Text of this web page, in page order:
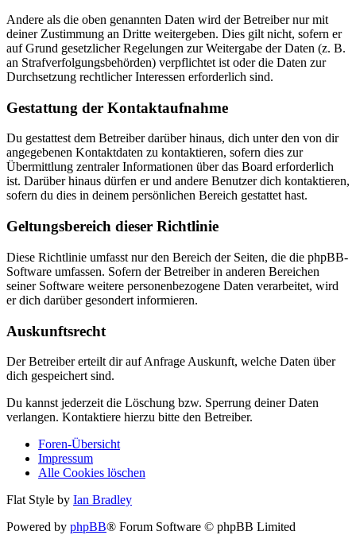
Andere als die oben genannten Daten wird der Betreiber nur mit
deiner Zustimmung an Dritte weitergeben. Dies gilt nicht, sofern er
auf Grund gesetzlicher Regelungen zur Weitergabe der Daten (z. B.
an Strafverfolgungsbehörden) verpflichtet ist oder die Daten zur
Durchsetzung rechtlicher Interessen erforderlich sind.
Gestattung der Kontaktaufnahme
Du gestattest dem Betreiber darüber hinaus, dich unter den von dir
angegebenen Kontaktdaten zu kontaktieren, sofern dies zur
Übermittlung zentraler Informationen über das Board erforderlich
ist. Darüber hinaus dürfen er und andere Benutzer dich kontaktieren,
sofern du dies in deinem persönlichen Bereich gestattet hast.
Geltungsbereich dieser Richtlinie
Diese Richtlinie umfasst nur den Bereich der Seiten, die die phpBB-
Software umfassen. Sofern der Betreiber in anderen Bereichen
seiner Software weitere personenbezogene Daten verarbeitet, wird
er dich darüber gesondert informieren.
Auskunftsrecht
Der Betreiber erteilt dir auf Anfrage Auskunft, welche Daten über
dich gespeichert sind.
Du kannst jederzeit die Löschung bzw. Sperrung deiner Daten
verlangen. Kontaktiere hierzu bitte den Betreiber.
Foren-Übersicht
Impressum
Alle Cookies löschen
Flat Style by Ian Bradley
Powered by phpBB® Forum Software © phpBB Limited